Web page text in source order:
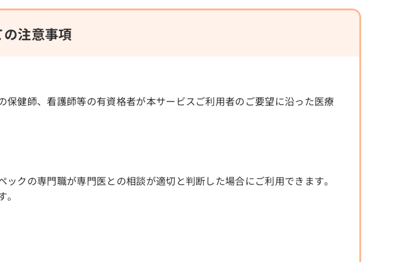
注意事項
健師、看護師等の有資格者が本サービスご利用者のご要望に沿った医療
クの専門職が専門医との相談が適切と判断した場合にご利用できます。